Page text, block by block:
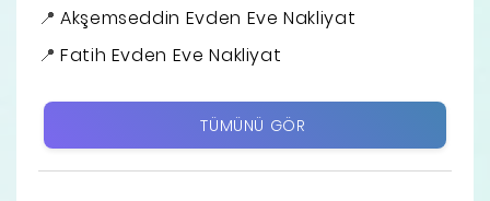
Akşemseddin Evden Eve Nakliyat
Fatih Evden Eve Nakliyat
TÜMÜNÜ GÖR